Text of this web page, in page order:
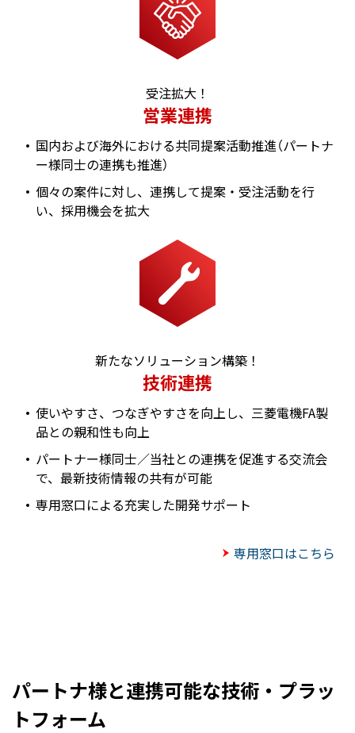
受注拡大！
営業連携
国内および海外における共同提案活動推進（パートナ
ー様同士の連携も推進）
個々の案件に対し、連携して提案・受注活動を行
い、採用機会を拡大
新たなソリューション構築！
技術連携
使いやすさ、つなぎやすさを向上し、三菱電機FA製
品との親和性も向上
パートナー様同士／当社との連携を促進する交流会
で、最新技術情報の共有が可能
専用窓口による充実した開発サポート
専用窓口はこちら
パートナ様と連携可能な技術・プラッ
トフォーム